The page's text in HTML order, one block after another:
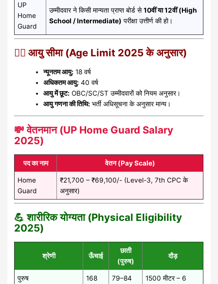
UP
Home
Guard
उम्मीदवार ने किसी मान्यता प्राप्त बोर्ड से10वीं या 12वीं (High
School / Intermediate) परीक्षा उत्तीर्ण की हो।
🧍‍♂️ आयु सीमा (Age Limit 2025 के अनुसार)
न्यूनतम आयु: 18 वर्ष
अधिकतम आयु: 40 वर्ष
आयु में छूट: OBC/SC/ST उम्मीदवारों को नियम अनुसार।
आयु गणना की तिथि: भर्ती अधिसूचना के अनुसार मान्य।
💸 वेतनमान (UP Home Guard Salary
2025)
पद का नाम वेतन (Pay Scale)
Home
Guard
₹21,700 – ₹69,100/- (Level-3, 7th CPC के
अनुसार)
💪 शारीरिक योग्यता (Physical Eligibility
2025)
श्रेणी ऊँचाई
छाती
(पुरुष)
दौड़
पुरुष
168
79–84
1500 मीटर – 6